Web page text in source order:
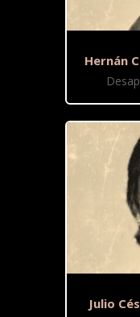
Hernán
Julio